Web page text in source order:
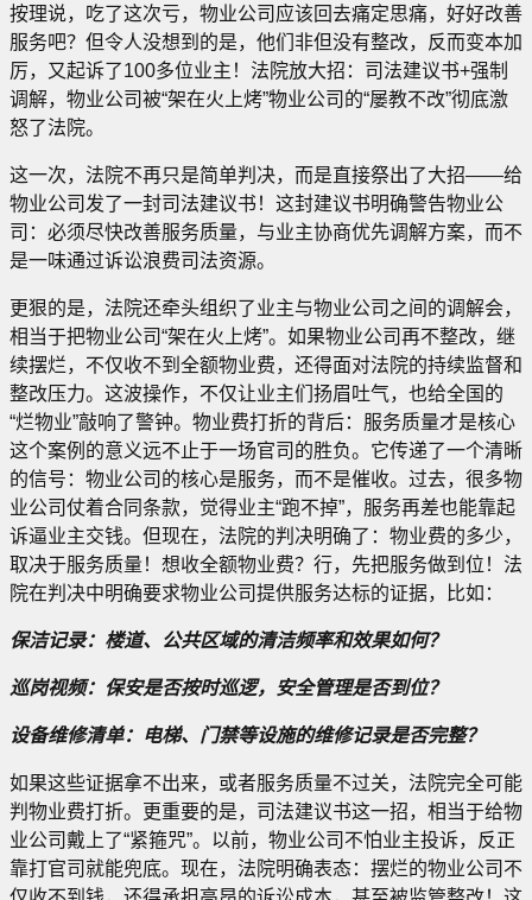
按理说，吃了这次亏，物业公司应该回去痛定思痛，好好改善
服务吧？但令人没想到的是，他们非但没有整改，反而变本加
厉，又起诉了100多位业主！法院放大招：司法建议书+强制
调解，物业公司被“架在火上烤”物业公司的“屡教不改”彻底激
怒了法院。
这一次，法院不再只是简单判决，而是直接祭出了大招——给
物业公司发了一封司法建议书！这封建议书明确警告物业公
司：必须尽快改善服务质量，与业主协商优先调解方案，而不
是一味通过诉讼浪费司法资源。
更狠的是，法院还牵头组织了业主与物业公司之间的调解会，
相当于把物业公司“架在火上烤”。如果物业公司再不整改，继
续摆烂，不仅收不到全额物业费，还得面对法院的持续监督和
整改压力。这波操作，不仅让业主们扬眉吐气，也给全国的
“烂物业”敲响了警钟。物业费打折的背后：服务质量才是核心
这个案例的意义远不止于一场官司的胜负。它传递了一个清晰
的信号：物业公司的核心是服务，而不是催收。过去，很多物
业公司仗着合同条款，觉得业主“跑不掉”，服务再差也能靠起
诉逼业主交钱。但现在，法院的判决明确了：物业费的多少，
取决于服务质量！想收全额物业费？行，先把服务做到位！法
院在判决中明确要求物业公司提供服务达标的证据，比如：
保洁记录：楼道、公共区域的清洁频率和效果如何？
巡岗视频：保安是否按时巡逻，安全管理是否到位？
设备维修清单：电梯、门禁等设施的维修记录是否完整？
如果这些证据拿不出来，或者服务质量不过关，法院完全可能
判物业费打折。更重要的是，司法建议书这一招，相当于给物
业公司戴上了“紧箍咒”。以前，物业公司不怕业主投诉，反正
靠打官司就能兜底。现在，法院明确表态：摆烂的物业公司不